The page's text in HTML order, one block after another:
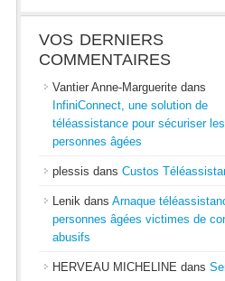
VOS DERNIERS
COMMENTAIRES
Vantier Anne-Marguerite dans
InfiniConnect, une solution de
téléassistance pour sécuriser les
personnes âgées
plessis dans Custos
Lenik dans Arnaque
personnes âgées victimes de
abusifs
HERVEAU MICHELINE dans